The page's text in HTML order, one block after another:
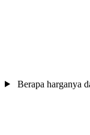
Berapa harganya